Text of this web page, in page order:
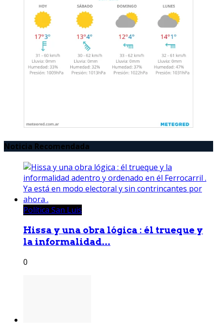
Noticia Recomendada
Política San Luis
Hissa y una obra lógica : él trueque y
la informalidad...
0